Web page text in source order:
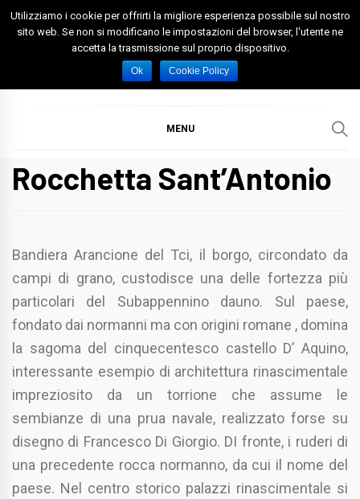
Skip
Spazio Foggia
Foggia News Calcio Eventi e Attività nella Capitanata
MENU
Rocchetta Sant’Antonio
Bandiera Arancione del Tci, il borgo, circondato da
campi di grano, custodisce una delle fortezza più
particolari del Subappennino dauno. Sul paese,
fondato dai normanni ma con origini romane , domina
la sagoma del cinquecentesco castello D’ Aquino,
interessante esempio di architettura rinascimentale
impreziosito da un torrione che assume le
sembianze di una prua navale, realizzato forse su
disegno di Francesco Di Giorgio. DI fronte, i ruderi di
una precedente rocca normanno, da cui il nome del
paese. Nel centro storico palazzi rinascimentale si
Utilizziamo i cookie per offrirti la migliore esperienza possibile sul nostro
sito web. Se non si modificano le impostazioni del browser, l'utente ne
accetta la trasmissione sul proprio dispositivo.
Ok Cookie Policy